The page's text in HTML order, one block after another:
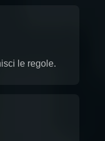
le regole.